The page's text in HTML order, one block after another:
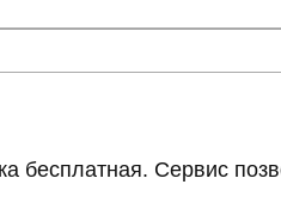
бесплатная. Сервис